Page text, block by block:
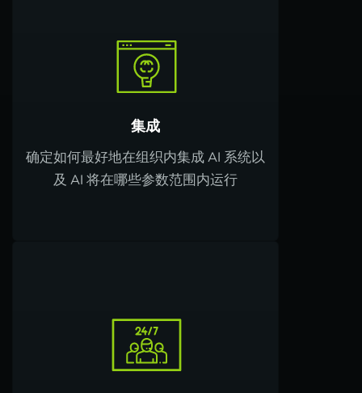
集成
确定如何最好地在组织内集成 AI 系统以
及 AI 将在哪些参数范围内运行